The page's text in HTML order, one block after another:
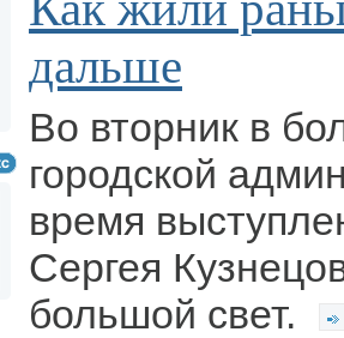
дальше
Во вторник в
городской
время
Сергея
большой свет.